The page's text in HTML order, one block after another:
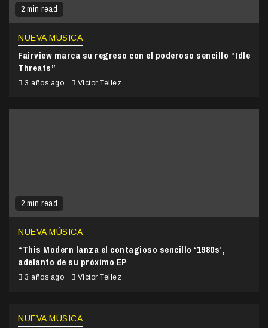
2 min read
NUEVA MÚSICA
Fairview marca su regreso con el poderoso sencillo “Idle
Threats”
3 años ago Victor Tellez
2 min read
NUEVA MÚSICA
“This Modern lanza el contagioso sencillo ‘1980s’,
adelanto de su próximo EP
3 años ago Victor Tellez
NUEVA MÚSICA